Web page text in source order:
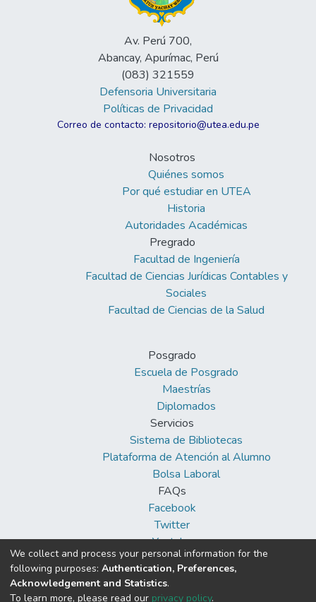
Av. Perú 700,
Abancay, Apurímac, Perú
(083) 321559
Defensoria Universitaria
Políticas de Privacidad
Correo de contacto: repositorio@utea.edu.pe
Nosotros
Quiénes somos
Por qué estudiar en UTEA
Historia
Autoridades Académicas
Pregrado
Facultad de Ingeniería
Facultad de Ciencias Jurídicas Contables y
Sociales
Facultad de Ciencias de la Salud
Posgrado
Escuela de Posgrado
Maestrías
Diplomados
Servicios
Sistema de Bibliotecas
Plataforma de Atención al Alumno
Bolsa Laboral
FAQs
Facebook
Twitter
Youtube
We collect and process your personal information for the
following purposes: Authentication, Preferences,
Acknowledgement and Statistics.
To learn more, please read our privacy policy.